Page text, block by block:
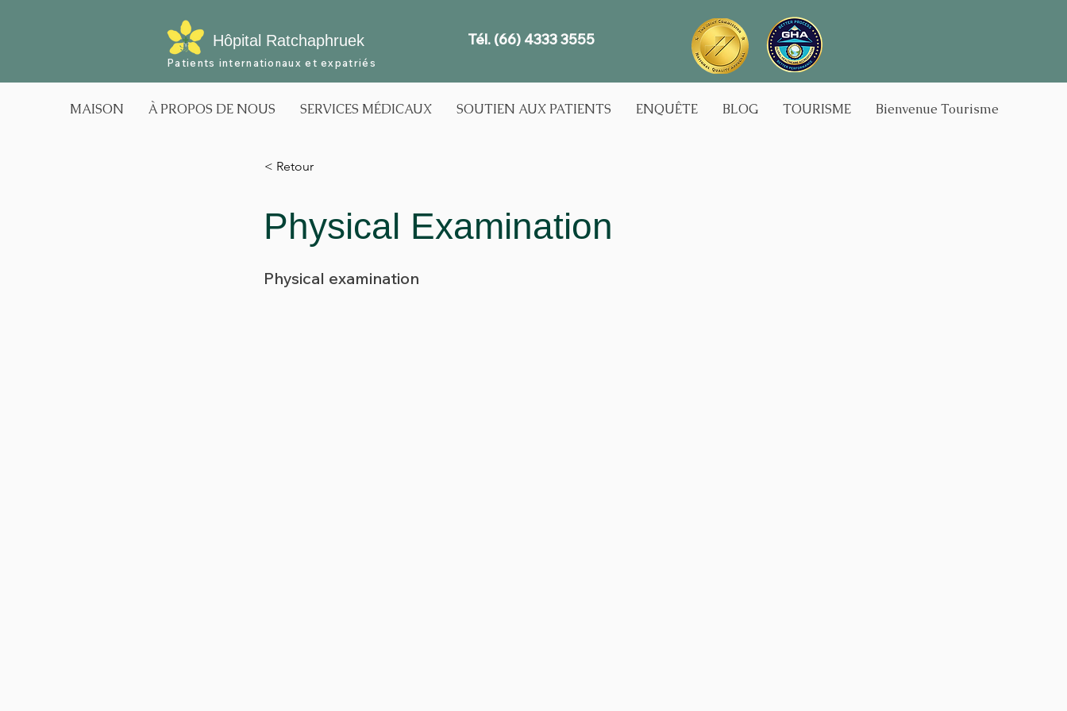
Hôpital Ratchaphruek Tél. (66) 4333 3555
Patients internationaux et expatriés
MAISON À PROPOS DE NOUS SERVICES MÉDICAUX SOUTIEN AUX PATIENTS ENQUÊTE BLOG TOURISME Bienvenue Tourisme
< Retour
Physical Examination
Physical examination